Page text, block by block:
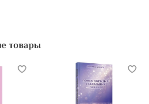
инопланетяне стирают наши
о встречах с ними. Получите
том, как функционируют различные
и как многочисленные
товары